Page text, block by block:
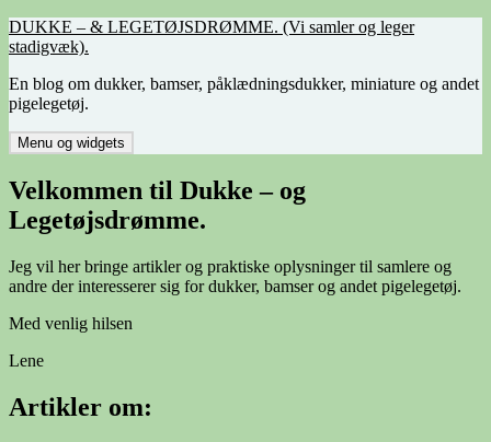
Hop
til
DUKKE – & LEGETØJSDRØMME. (Vi samler og leger
stadigvæk).
En blog om dukker, bamser, påklædningsdukker, miniature og andet
pigelegetøj.
Menu og widgets
Velkommen til Dukke – og
Legetøjsdrømme.
Jeg vil her bringe artikler og praktiske oplysninger til samlere og
andre der interesserer sig for dukker, bamser og andet pigelegetøj.
Med venlig hilsen
Lene
Artikler om: